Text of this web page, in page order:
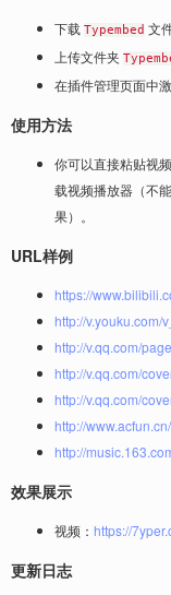
下载 Typembed 文
上传文件夹
在插件管理页面中
使用方法
你可以直接粘贴视
载视频播放器（不
果）。
URL样例
https://
http://v.youku.com/
http://v.qq.com/
http://v.qq.com/
http://v.qq.com/
http://
http://
效果展示
视频： https://
更新日志